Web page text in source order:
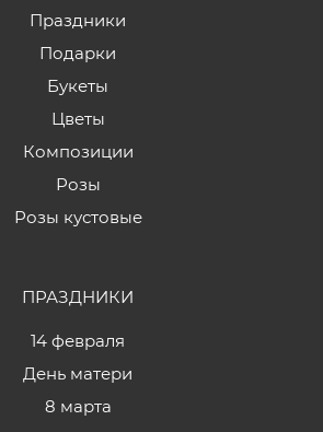
Праздники
Подарки
Букеты
Цветы
Композиции
Розы
Розы кустовые
ПРАЗДНИКИ
14 февраля
День матери
8 марта